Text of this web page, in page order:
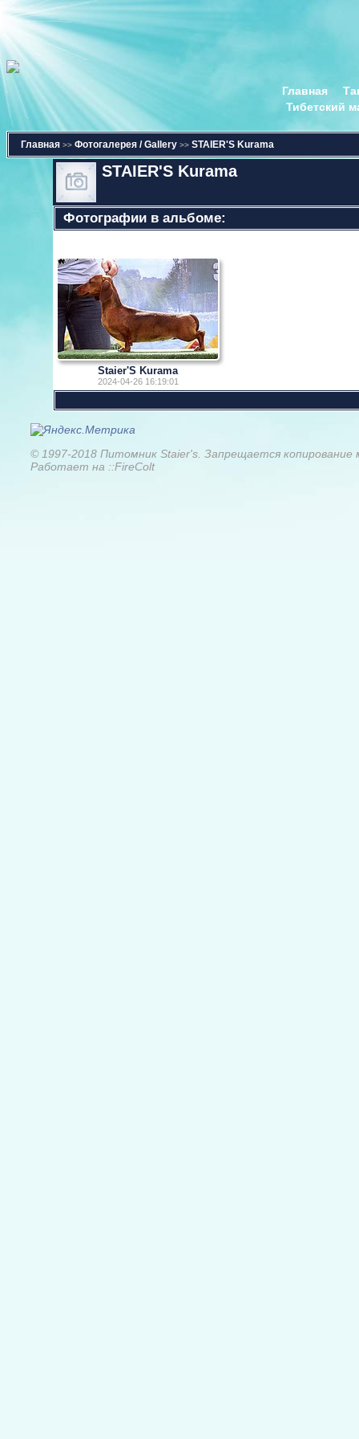
Главная
Тибетский
Главная >> Фотогалерея / Gallery >> STAIER'S Kurama
STAIER'S Kurama
Фотографии в альбоме:
Staier'S Kurama
2024-04-26 16:19:01
© 1997-2018 Питомник Staier's. Запрещается
Работает на ::FireColt